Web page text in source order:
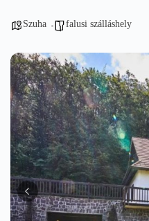
Szuha falusi szálláshely